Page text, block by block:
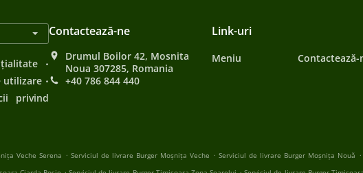
.
utilizare .
privind
Contactează-ne
Drumul Boilor 42, Mosnita
Noua 307285, Romania
+40 786 844 440
Link-uri
Meniu Contactează-
Veche Serena . Serviciul de livrare Burger Moșnița Veche . Serviciul de livrare Burger Moșnița Nouă .
. .